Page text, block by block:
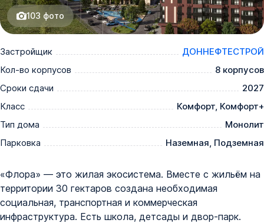
103 фото
Застройщик
ДОННЕФТЕСТРОЙ
Кол-во корпусов
8 корпусов
Сроки сдачи
2027
Класс
Комфорт, Комфорт+
Тип дома
Монолит
Парковка
Наземная, Подземная
«Флора» — это жилая экосистема. Вместе с жильём на
территории 30 гектаров создана необходимая
социальная, транспортная и коммерческая
инфраструктура. Есть школа, детсады и двор-парк.